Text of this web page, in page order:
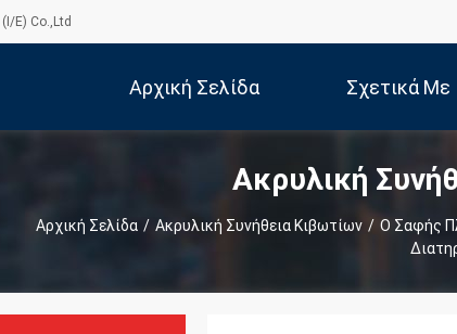
E) Co.,Ltd
Αρχική Σελίδα Σχετικά Με
Εμάς
Ακρυλική
Αρχική Σελίδα / Ακρυλική Συνήθεια Κιβωτίων / Ο Σαφής